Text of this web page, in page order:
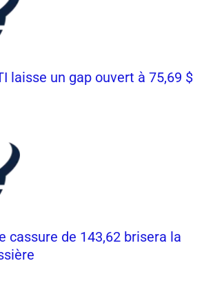
laisse un gap ouvert à 75,69 $
cassure de 143,62 brisera la